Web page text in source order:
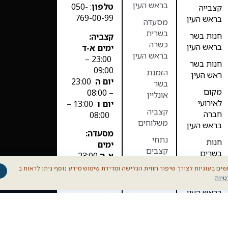
קצבייה
בראש העין
חנות בשר
בראש העין
חנות בשר
ראש העין
מקום
לאירועי
חברה
בראש העין
חנות
בשרים
בראש העין
מסעדה
בראש העין
בראש העין
מסעדה
בשרית
כשרה
בראש העין
הזמנת
בשר
אונליין
קצביה
משלוחים
נתחי
קצבים
בשר בקר
טלפון : 050-
769-00-99
קצביה:
ימים א-ד
23:00 –
09:00
יום ה 23:00
– 08:00
יום ו
13:00 –
מסעדה:
ימים
א-ה
23:00 –
11:00
בעוגיות לצורך שיפור חווית הגלישה ומדידת שימוש מידע נוסף ניתן לראות ב